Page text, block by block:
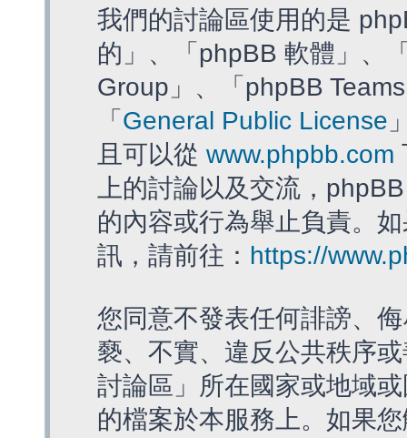
我們的討論區使用的是
的」、「phpBB 軟體」、
Group」、「phpBB
「 General Public License
且可以從 www.phpbb.com
上的討論以及交流，
的內容或行為舉止負責。
訊，請前往： https://
您同意不發表任何誹謗、
褻、不實、違反公共秩序
討論區」所在國家或地域
的檔案於本服務上。如果